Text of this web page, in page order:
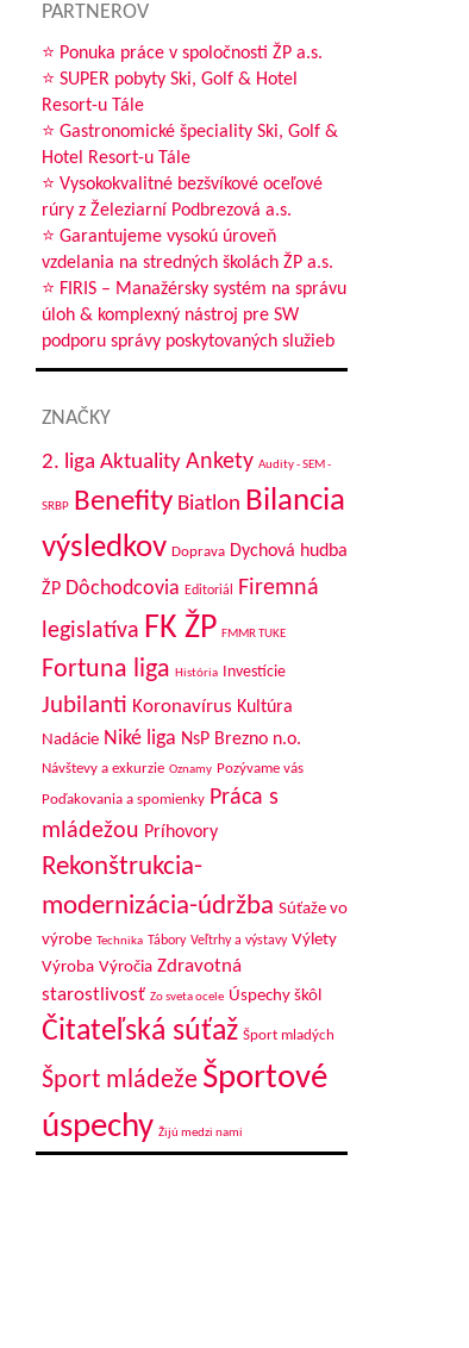
PARTNEROV
⭐ Ponuka práce v spoločnosti ŽP a.s.
⭐ SUPER pobyty Ski, Golf & Hotel
Resort-u Tále
⭐ Gastronomické špeciality Ski, Golf &
Hotel Resort-u Tále
⭐ Vysokokvalitné bezšvíkové oceľové
rúry z Železiarní Podbrezová a.s.
⭐ Garantujeme vysokú úroveň
vzdelania na stredných školách ŽP a.s.
⭐ FIRIS – Manažérsky systém na správu
úloh & komplexný nástroj pre SW
podporu správy poskytovaných služieb
ZNAČKY
2. liga Aktuality Ankety Audity - SEM -
SRBP Benefity Biatlon Bilancia
výsledkov Doprava Dychová hudba
ŽP Dôchodcovia Editoriál
Firemná
legislatíva FK ŽP FMMR TUKE
Fortuna liga História Investície
Jubilanti Koronavírus Kultúra
Nadácie Niké liga NsP Brezno n.o.
Návštevy a exkurzie Oznamy Pozývame vás
Poďakovania a spomienky Práca s
mládežou Príhovory
Rekonštrukcia-
modernizácia-údržba Súťaže vo
výrobe Technika Tábory Veľtrhy a výstavy Výlety
Výroba Výročia Zdravotná
starostlivosť Zo sveta ocele Úspechy škôl
Čitateľská súťaž Šport mladých
Šport mládeže Športové
úspechy Žijú medzi nami